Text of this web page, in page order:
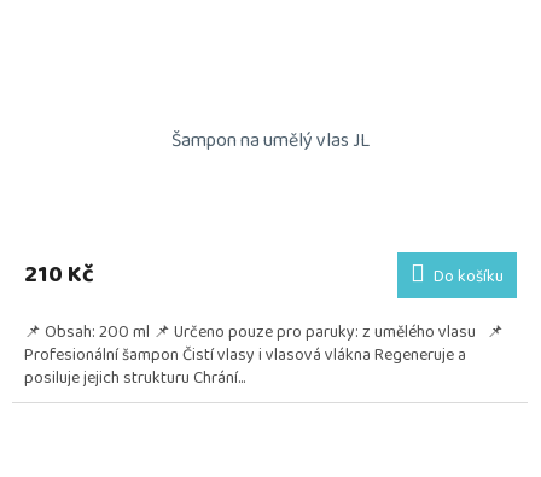
Šampon na umělý vlas JL
210 Kč Do košíku
📌 Obsah: 200 ml 📌 Určeno pouze pro paruky: z umělého vlasu 📌
Profesionální šampon Čistí vlasy i vlasová vlákna Regeneruje a
posiluje jejich strukturu Chrání...